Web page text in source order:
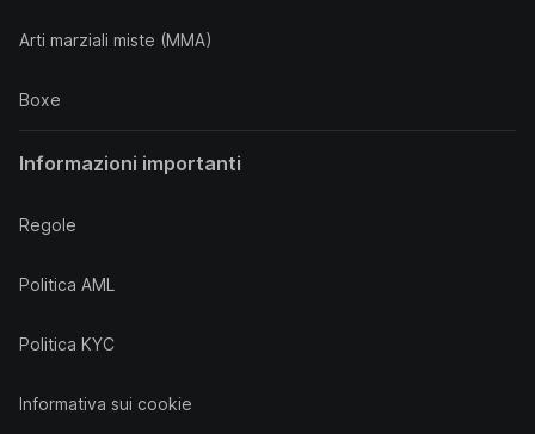
Arti marziali miste (MMA)
Boxe
Informazioni importanti
Regole
Politica AML
Politica KYC
Informativa sui cookie